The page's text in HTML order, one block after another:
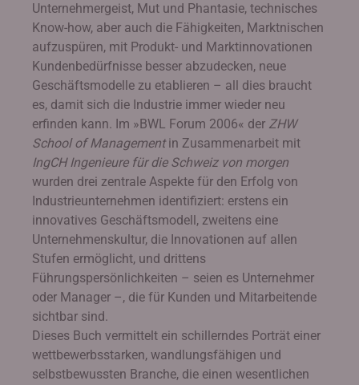
Unternehmergeist, Mut und Phantasie, technisches
Know-how, aber auch die Fähigkeiten, Marktnischen
aufzuspüren, mit Produkt- und Marktinnovationen
Kundenbedürfnisse besser abzudecken, neue
Geschäftsmodelle zu etablieren – all dies braucht
es, damit sich die Industrie immer wieder neu
erfinden kann. Im »BWL Forum 2006« der ZHW
School of Managementin Zusammenarbeit mit
IngCH Ingenieure für die Schweiz von morgen
wurden drei zentrale Aspekte für den Erfolg von
Industrieunternehmen identifiziert: erstens ein
innovatives Geschäftsmodell, zweitens eine
Unternehmenskultur, die Innovationen auf allen
Stufen ermöglicht, und drittens
Führungspersönlichkeiten – seien es Unternehmer
oder Manager –, die für Kunden und Mitarbeitende
sichtbar sind.
Dieses Buch vermittelt ein schillerndes Porträt einer
wettbewerbsstarken, wandlungsfähigen und
selbstbewussten Branche, die einen wesentlichen